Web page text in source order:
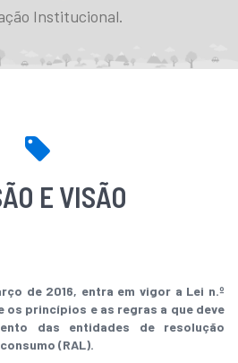
Institucional.
E VISÃO
de 2016, entra em vigor a Lei n.º
os princípios e as regras a que deve
das entidades de resolução
(RAL).